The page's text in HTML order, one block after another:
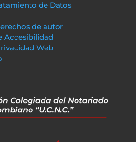
de Datos
de autor
Accesibilidad
Web